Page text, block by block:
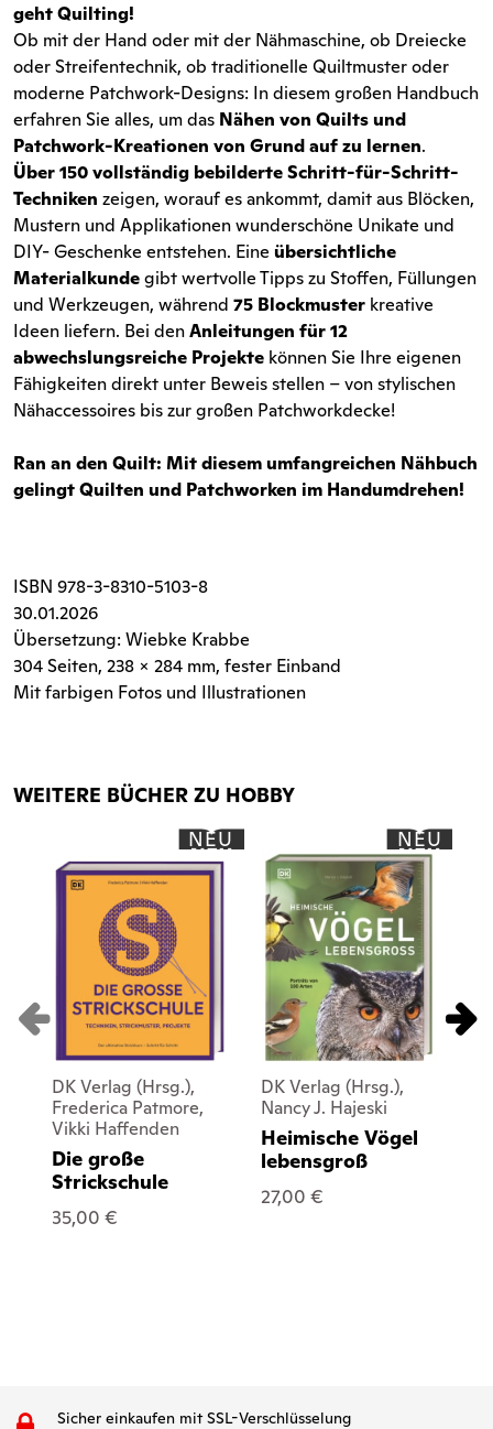
geht Quilting!
Ob mit der Hand oder mit der Nähmaschine, ob Dreiecke
oder Streifentechnik, ob traditionelle Quiltmuster oder
moderne Patchwork-Designs: In diesem großen Handbuch
erfahren Sie alles, um das Nähen von Quilts und
Patchwork-Kreationen von Grund auf zu lernen.
Über 150 vollständig bebilderte Schritt-für-Schritt-
Techniken zeigen, worauf es ankommt, damit aus Blöcken,
Mustern und Applikationen wunderschöne Unikate und
DIY- Geschenke entstehen. Eine übersichtliche
Materialkundegibt wertvolle Tipps zu Stoffen, Füllungen
und Werkzeugen, während 75 Blockmuster kreative
Ideen liefern. Bei denAnleitungen für 12
abwechslungsreiche Projekte können Sie Ihre eigenen
Fähigkeiten direkt unter Beweis stellen – von stylischen
Nähaccessoires bis zur großen Patchworkdecke!
Ran an den Quilt: Mit diesem umfangreichen Nähbuch
gelingt Quilten und Patchworken im Handumdrehen!
ISBN 978-3-8310-5103-8
30.01.2026
Übersetzung: Wiebke Krabbe
304 Seiten, 238 x 284 mm, fester Einband
Mit farbigen Fotos und Illustrationen
WEITERE BÜCHER ZU HOBBY
NEU
DK Verlag (Hrsg.),
Frederica Patmore,
Vikki Haffenden
Die große
Strickschule
35,00 €
NEU
DK Verlag (Hrsg.),
Nancy J. Hajeski
Heimische Vögel
lebensgroß
27,00 €
Sicher einkaufen mit SSL-Verschlüsselung